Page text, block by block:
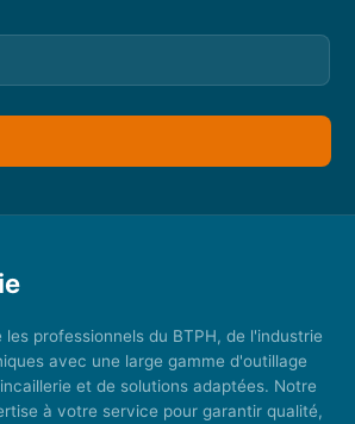
les professionnels du BTPH, de l'industrie
avec une large gamme d'outillage
et de solutions adaptées. Notre
à votre service pour garantir qualité,